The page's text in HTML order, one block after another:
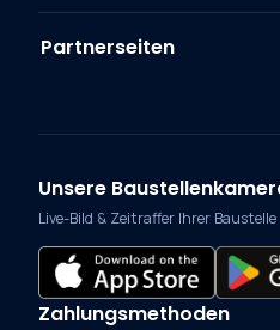
Partnerseiten
Unsere
Live-Bild & Zeitraffer Ihrer
Zahlungsmethoden